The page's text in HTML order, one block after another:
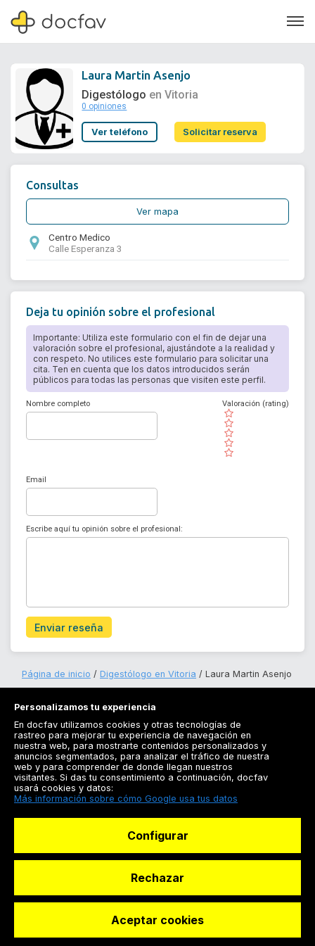
Soporte
Laura Martin Asenjo
Digestólogo en Vitoria
0 opiniones
Ver teléfono Solicitar reserva
Solicitar reserva
Consultas
Ver mapa
Centro Medico
Calle Esperanza 3
Deja tu opinión sobre el profesional
Importante: Utiliza este formulario con el fin de dejar una
valoración sobre el profesional, ajustándote a la realidad y
con respeto. No utilices este formulario para solicitar una
cita. Ten en cuenta que los datos introducidos serán
públicos para todas las personas que visiten este perfil.
Nombre completo
( )
( )
( )
( )
( )
Valoración (rating)
Email
Escribe aquí tu opinión sobre el profesional:
Enviar reseña
Página de inicio Digestólogo en Vitoria Laura Martin Asenjo
Registrarse
Docfav
© Dashboard Technologies S.L
Personalizamos tu experiencia
En docfav utilizamos cookies y otras tecnologías de
rastreo para mejorar tu experiencia de navegación en
nuestra web, para mostrarte contenidos personalizados y
anuncios segmentados, para analizar el tráfico de nuestra
web y para comprender de donde llegan nuestros
visitantes. Si das tu consentimiento a continuación, docfav
usará cookies y datos:
Más información sobre cómo Google usa tus datos
Configurar
Rechazar
Aceptar cookies